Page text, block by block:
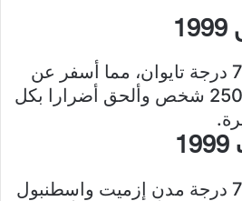
ضرب زلزال بقوة 7.6 درجة تايوان، مما أسفر عن
مقتل ما يقرب من 2500 شخص وألحق أضرارا بكل
ضرب زلزال بقوة 7.4 درجة مدن إزميت واسطنبول